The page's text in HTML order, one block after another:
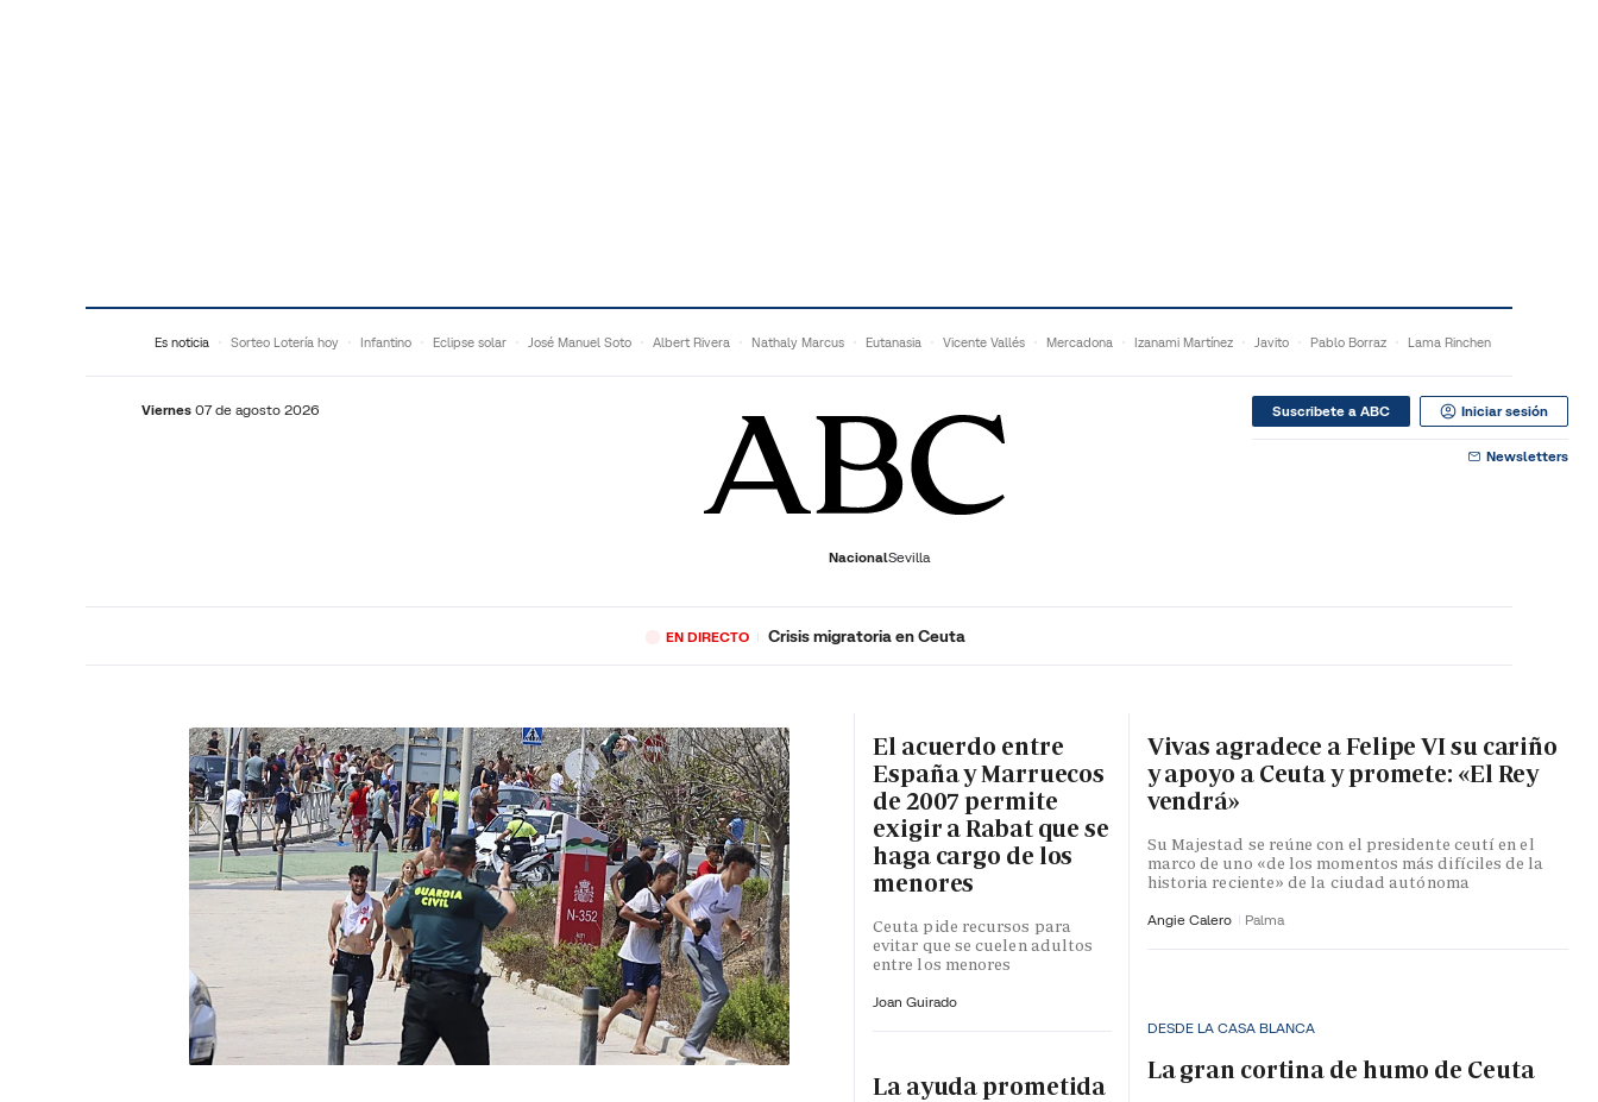
Es noticia Sorteo Lotería hoy Infantino Eclipse solar José Manuel Soto Albert Rivera Nathaly Marcus Eutanasia Vicente Vallés Mercadona Izanami Martínez Javito Pablo Borraz Lama Rinchen
Viernes 07 de agosto 2026
NacionalSevilla
Suscribete a ABC Iniciar sesión
Newsletters
ECONOMÍADEPORTES SOCIEDADCULTURAGENTEPLAY
EN DIRECTO Crisis migratoria en Ceuta
El acuerdo entre
España y Marruecos
de 2007 permite
exigir a Rabat que se
haga cargo de los
menores
Ceuta pide recursos para
evitar que se cuelen adultos
entre los menores
Joan Guirado
La ayuda prometida
Vivas agradece a Felipe VI su cariño
y apoyo a Ceuta y promete: «El Rey
vendrá»
Su Majestad se reúne con el presidente ceutí en el
marco de uno «de los momentos más difíciles de la
historia reciente» de la ciudad autónoma
Angie Calero Palma
DESDE LA CASA BLANCA
La gran cortina de humo de Ceuta